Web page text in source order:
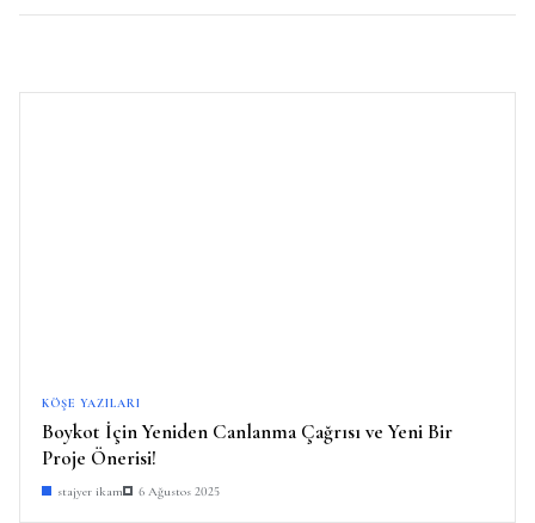
KÖŞE YAZILARI
Boykot İçin Yeniden Canlanma Çağrısı ve Yeni Bir
Proje Önerisi!
stajyer ikam 6 Ağustos 2025